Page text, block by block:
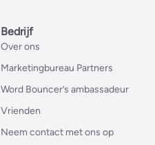
Bedrijf
Over ons
Marketingbureau Partners
Word Bouncer’s ambassadeur
Vrienden
Neem contact met ons op